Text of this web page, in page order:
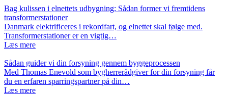
Bag kulissen i elnettets udbygning: Sådan former vi fremtidens
transformerstationer
Danmark elektrificeres i rekordfart, og elnettet skal følge med.
Transformerstationer er en vigtig…
Læs mere
Sådan guider vi din forsyning gennem byggeprocessen
Med Thomas Enevold som bygherrerådgiver for din forsyning får
du en erfaren sparringspartner på din…
Læs mere